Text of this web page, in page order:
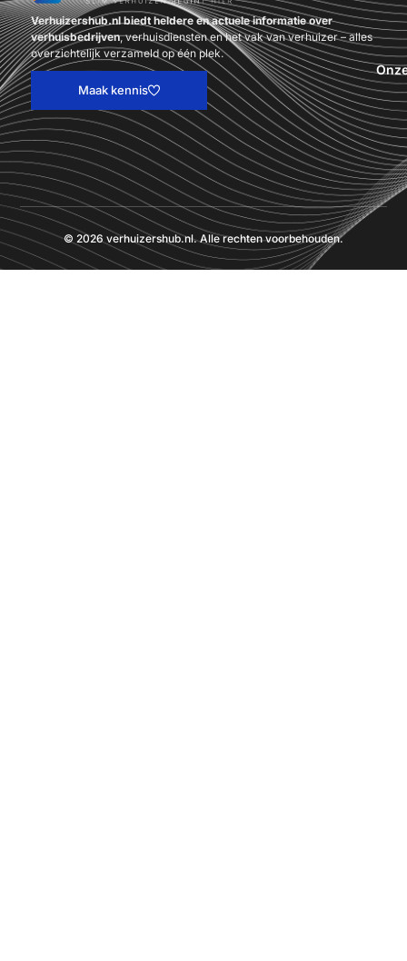
Verhuizershub.nl biedt heldere en actuele informatie over
verhuisbedrijven, verhuisdiensten en het vak van verhuizer – alles
overzichtelijk verzameld op één plek.
Maak kennis
© 2026 verhuizershub.nl. Alle rechten voorbehouden.